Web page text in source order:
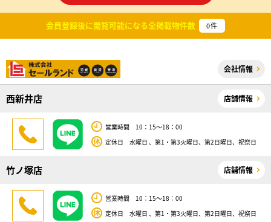
会員登録後に閲覧可能になる全掲載物件数 0件
会社情報
西新井店 店舗情報
営業時間 10：15～18：00
定休日 水曜日 、第1・第3火曜日、第2日曜日、祝祭日
竹ノ塚店 店舗情報
営業時間 10：15～18：00
定休日 水曜日 、第1・第3火曜日、第2日曜日、祝祭日